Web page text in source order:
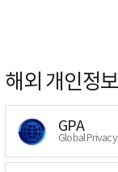
해외 개인정
GPA
Global